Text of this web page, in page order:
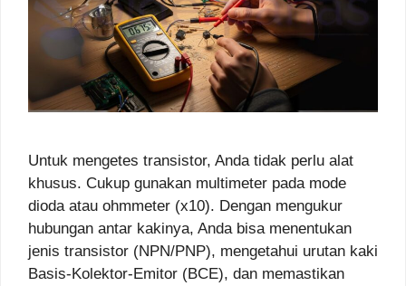
Untuk mengetes transistor, Anda tidak perlu alat
khusus. Cukup gunakan multimeter pada mode
dioda atau ohmmeter (x10). Dengan mengukur
hubungan antar kakinya, Anda bisa menentukan
jenis transistor (NPN/PNP), mengetahui urutan kaki
Basis-Kolektor-Emitor (BCE), dan memastikan